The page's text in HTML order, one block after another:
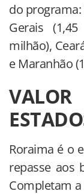
do
Gerais
milhão),
e Maranhão
Roraima é o
repasse aos
Completam